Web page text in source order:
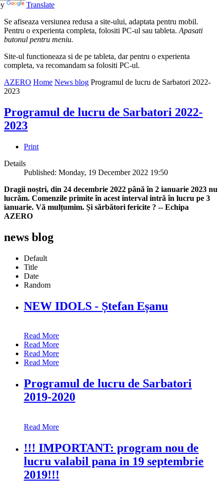
Translate
Se afiseaza versiunea redusa a site-ului, adaptata pentru mobil.
Pentru o experienta completa, folositi PC-ul sau tableta. Apasati
butonul pentru meniu.
Site-ul functioneaza si de pe tableta, dar pentru o experienta
completa, va recomandam sa folositi PC-ul.
AZERO Home News blog Programul de lucru de Sarbatori 2022-
2023
Programul de lucru de Sarbatori 2022-
2023
Print
Details
Published: Monday, 19 December 2022 19:50
Dragii noștri, din 24 decembrie 2022 până în 2 ianuarie 2023 nu
lucrăm. Comenzile primite în acest interval intră în lucru pe 3
ianuarie. Vă mulțumim. Și sărbători fericite ? -- Echipa
AZERO
news blog
Default
Title
Date
Random
NEW IDOLS - Ștefan Eșanu
Read More
Read More
Read More
Read More
Programul de lucru de Sarbatori
2019-2020
Read More
!!! IMPORTANT: program nou de
lucru valabil pana in 19 septembrie
2019!!!